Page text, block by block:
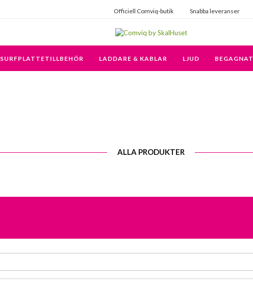
Officiell Comviq-butik Snabba leveranser
SURFPLATTETILLBEHÖR LADDARE & KABLAR LJUD BEGAGNAT
ALLA PRODUKTER